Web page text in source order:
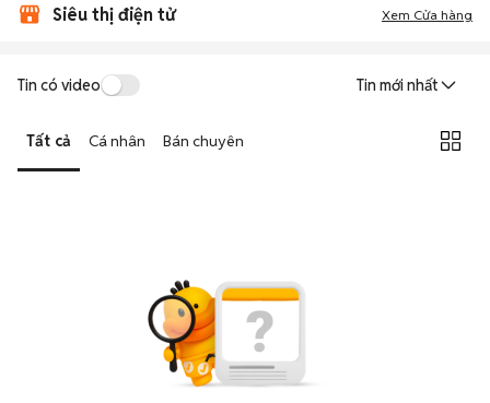
Siêu thị điện tử Xem Cửa hàng
Tin có video Tin mới nhất
Tất cả Cá nhân Bán chuyên